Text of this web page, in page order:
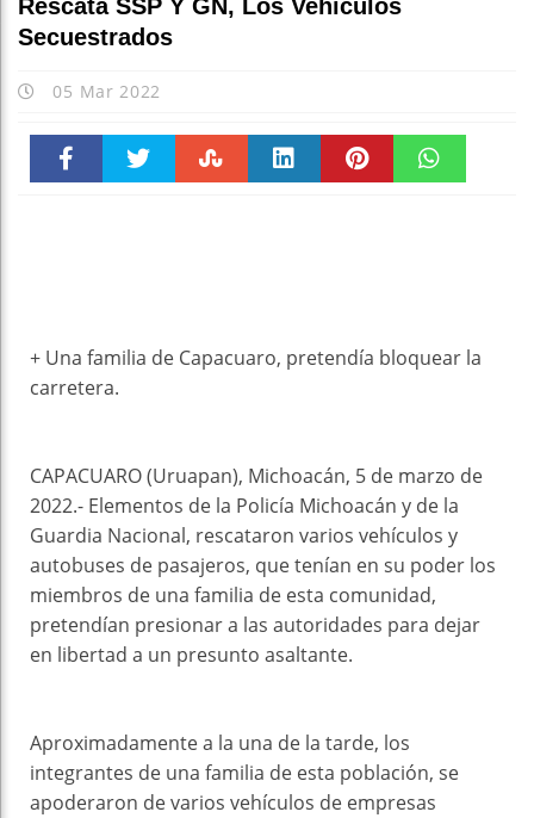
Rescata SSP Y GN, Los Vehículos
Secuestrados
05 Mar 2022
+ Una familia de Capacuaro, pretendía bloquear la
carretera.
CAPACUARO (Uruapan), Michoacán, 5 de marzo de
2022.- Elementos de la Policía Michoacán y de la
Guardia Nacional, rescataron varios vehículos y
autobuses de pasajeros, que tenían en su poder los
miembros de una familia de esta comunidad,
pretendían presionar a las autoridades para dejar
en libertad a un presunto asaltante.
Aproximadamente a la una de la tarde, los
integrantes de una familia de esta población, se
apoderaron de varios vehículos de empresas